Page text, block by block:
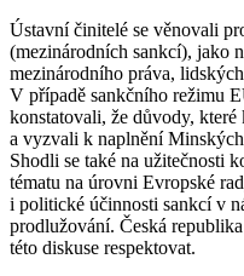
Ústavní činitelé se věnovali
(mezinárodních sankcí), jako
mezinárodního práva,
V případě sankčního režimu
konstatovali, že důvody,
a vyzvali k naplnění
Shodli se také na užitečnosti
tématu na úrovni Evropské
i politické účinnosti sankcí v
prodlužování. Česká
této diskuse respektovat.